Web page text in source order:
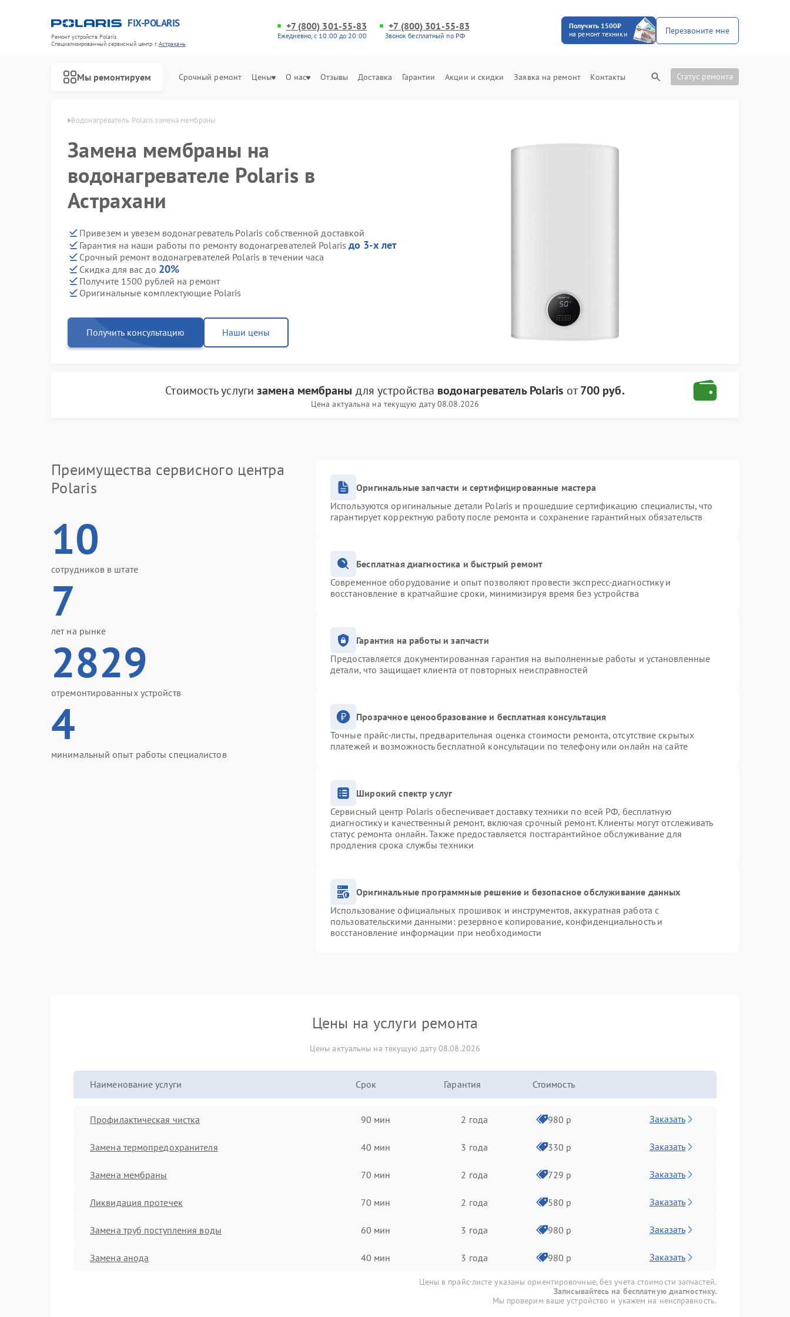
FIX-POLARIS
Ремонт устройств Polaris
Специализированный cервисный центр г.Астрахань
+7 (800) 301-55-83
Ежедневно, с 10:00 до 20:00
+7 (800) 301-55-83
Звонок бесплатный по РФ
Получить 1500₽
на ремонт техники
Перезвоните мне
Мы ремонтируем Срочный ремонт Цены О нас Отзывы Доставка Гарантии Акции и скидки Заявка на ремонт Контакты Статус ремонта
Polaris в Астрахани Водонагреватель Polaris замена мембраны
Замена мембраны на
водонагревателе Polaris в
Астрахани
Привезем и увезем водонагреватель Polaris собственной доставкой
Гарантия на наши работы по ремонту водонагревателей Polaris до 3-х лет
Срочный ремонт водонагревателей Polaris в течении часа
Скидка для вас до 20%
Получите 1500 рублей на ремонт
Оригинальные комплектующие Polaris
Получить консультацию Наши цены
Стоимость услугизамена мембраны для устройства водонагреватель Polaris от700 руб.
Цена актуальна на текущую дату 08.08.2026
Преимущества сервисного центра
Polaris
10
сотрудников в штате
7
лет на рынке
2829
отремонтированных устройств
4
минимальный опыт работы специалистов
Оригинальные запчасти и сертифицированные мастера
Используются оригинальные детали Polaris и прошедшие сертификацию специалисты, что
гарантирует корректную работу после ремонта и сохранение гарантийных обязательств
Бесплатная диагностика и быстрый ремонт
Современное оборудование и опыт позволяют провести экспресс-диагностику и
восстановление в кратчайшие сроки, минимизируя время без устройства
Гарантия на работы и запчасти
Предоставляется документированная гарантия на выполненные работы и установленные
детали, что защищает клиента от повторных неисправностей
Прозрачное ценообразование и бесплатная консультация
Точные прайс-листы, предварительная оценка стоимости ремонта, отсутствие скрытых
платежей и возможность бесплатной консультации по телефону или онлайн на сайте
Широкий спектр услуг
Сервисный центр Polaris обеспечивает доставку техники по всей РФ, бесплатную
диагностику и качественный ремонт, включая срочный ремонт. Клиенты могут отслеживать
статус ремонта онлайн. Также предоставляется постгарантийное обслуживание для
продления срока службы техники
Оригинальные программные решение и безопасное обслуживание данных
Использование официальных прошивок и инструментов, аккуратная работа с
пользовательскими данными: резервное копирование, конфиденциальность и
восстановление информации при необходимости
Цены на услуги ремонта
Цены актуальны на текущую дату 08.08.2026
Наименование услуги Срок Гарантия Стоимость
Профилактическая чистка 90 мин 2 года 980 р Заказать
Замена термопредохранителя 40 мин 3 года 330 р Заказать
Замена мембраны 70 мин 2 года 729 р Заказать
Ликвидация протечек 70 мин 2 года 580 р Заказать
Замена труб поступления воды 60 мин 3 года 980 р Заказать
Замена анода 40 мин 3 года 980 р Заказать
Цены в прайс-листе указаны ориентировочные, без учета стоимости запчастей.
Записывайтесь на бесплатную диагностику.
Мы проверим ваше устройство и укажем на неисправность.